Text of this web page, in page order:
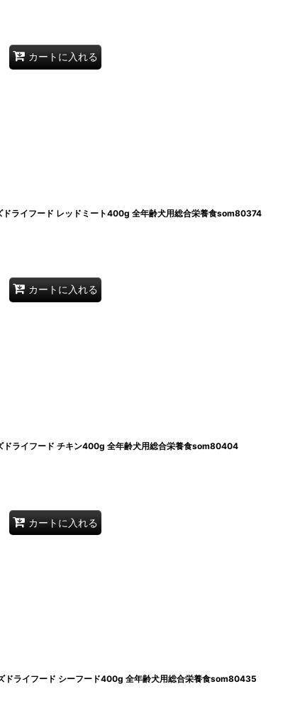
カートに入れる
ライフード レッドミート400g 全年齢犬用総合栄養食som80374
カートに入れる
ライフード チキン400g 全年齢犬用総合栄養食som80404
カートに入れる
ライフード シーフード400g 全年齢犬用総合栄養食som80435